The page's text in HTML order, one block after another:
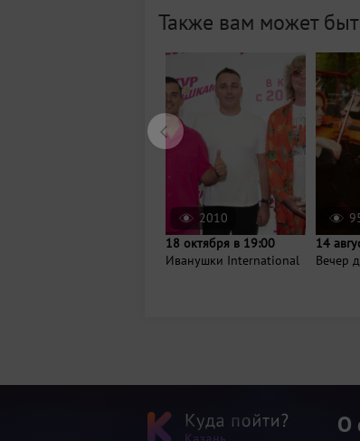
Также вам может
2010
18 октября в 19:00
Иванушки International
14
Вечер
О